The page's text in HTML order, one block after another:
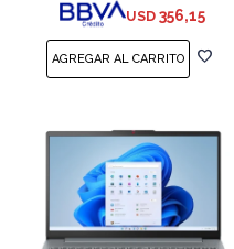
USD 356,15